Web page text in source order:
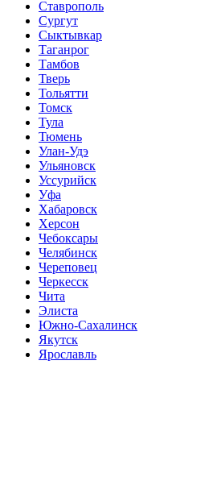
Ставрополь
Сургут
Сыктывкар
Таганрог
Тамбов
Тверь
Тольятти
Томск
Тула
Тюмень
Улан-Удэ
Ульяновск
Уссурийск
Уфа
Хабаровск
Херсон
Чебоксары
Челябинск
Череповец
Черкесск
Чита
Элиста
Южно-Сахалинск
Якутск
Ярославль